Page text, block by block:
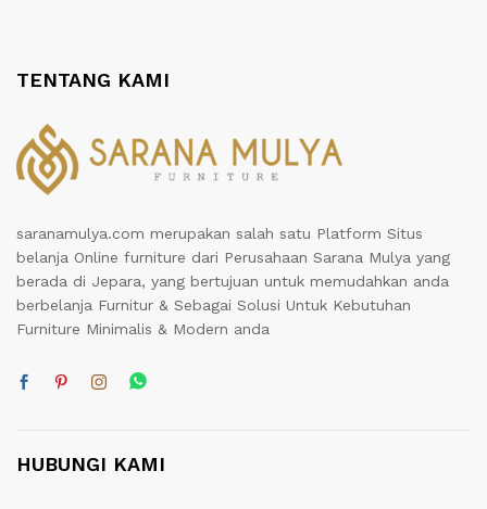
TENTANG KAMI
saranamulya.com merupakan salah satu Platform Situs
belanja Online furniture dari Perusahaan Sarana Mulya yang
berada di Jepara, yang bertujuan untuk memudahkan anda
berbelanja Furnitur & Sebagai Solusi Untuk Kebutuhan
Furniture Minimalis & Modern anda
HUBUNGI KAMI